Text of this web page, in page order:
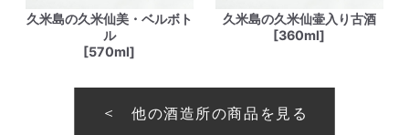
久米島の久米仙美・ベルボト
ル
[570ml]
久米島の久米仙壷入り古酒
[360ml]
他の酒造所の商品を見る